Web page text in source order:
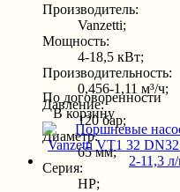
Производитель:
Vanzetti;
Мощность:
4-18,5 кВт;
Производительность:
0,456-1,11 м³/ч;
Давление:
120 бар;
Диаметр:
65 мм;
Серия:
HP;
По договоренности
В корзину